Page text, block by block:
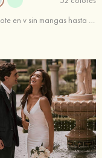
Tubo escote en v sin mangas hasta el suelo satén elástico vestido de dama de honor